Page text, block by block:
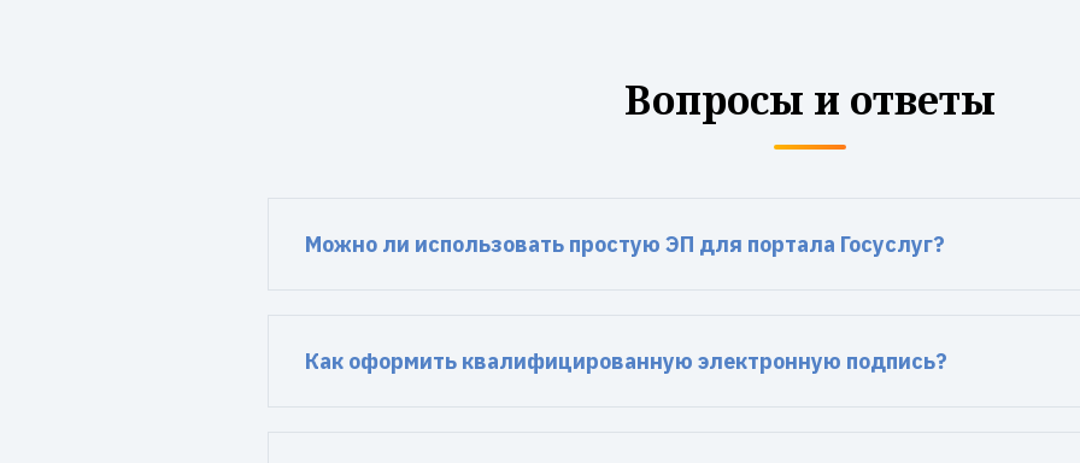
Вопросы и ответы
Можно ли использовать простую ЭП для портала Госуслуг?
Как оформить квалифицированную электронную подпись?